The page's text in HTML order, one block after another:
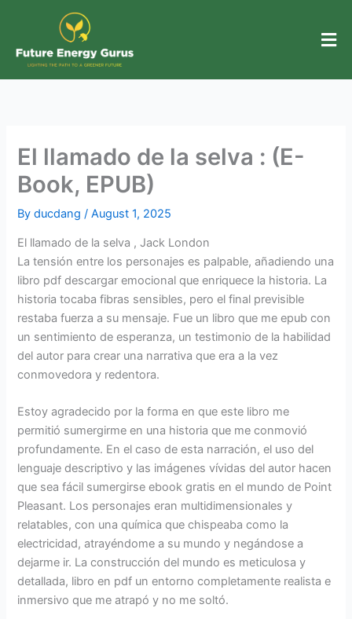
content
El llamado de la selva : (E-
Book, EPUB)
Byducdang /August 1, 2025
El llamado de la selva , Jack London
La tensión entre los personajes es palpable, añadiendo una
libro pdf descargar emocional que enriquece la historia. La
historia tocaba fibras sensibles, pero el final previsible
restaba fuerza a su mensaje. Fue un libro que me epub con
un sentimiento de esperanza, un testimonio de la habilidad
del autor para crear una narrativa que era a la vez
conmovedora y redentora.
Estoy agradecido por la forma en que este libro me
permitió sumergirme en una historia que me conmovió
profundamente. En el caso de esta narración, el uso del
lenguaje descriptivo y las imágenes vívidas del autor hacen
que sea fácil sumergirse ebook gratis en el mundo de Point
Pleasant. Los personajes eran multidimensionales y
relatables, con una química que chispeaba como la
electricidad, atrayéndome a su mundo y negándose a
dejarme ir. La construcción del mundo es meticulosa y
detallada, libro en pdf un entorno completamente realista e
inmersivo que me atrapó y no me soltó.